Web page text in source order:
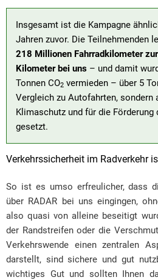
Insgesamt ist die Kampagne
Jahren zuvor. Die Teilnehmenden
218 Millionen Fahrradkilometer
Kilometer bei uns – und damit
Tonnen CO2 vermieden – über 5
Vergleich zu Autofahrten, sondern
Klimaschutz und für die Förderung
gesetzt.
Verkehrssicherheit im Radverkehr
So ist es umso erfreulicher, dass
über RADAR bei uns eingingen,
also quasi von alleine beseitigt
der Randstreifen oder die
Verkehrswende einen zentralen
darstellt, sind sichere und gut
wichtiges Gut und sollten Ihnen